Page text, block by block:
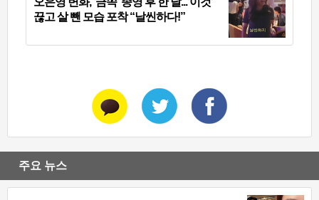
끊고 살 뺀 모습 포착 “날씬하다!”
주요 뉴스